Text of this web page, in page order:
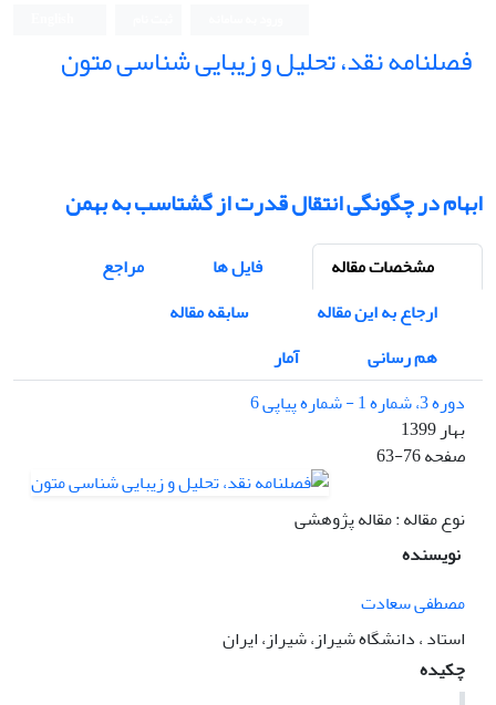
فصلنامه نقد، تحلیل و زیبایی شناسی متون
ابهام در چگونگی انتقال قدرت از گشتاسب به بهمن
مشخصات مقاله فایل ها
مراجع
ارجاع به این مقاله
سابقه مقاله
هم رسانی
آمار
دوره 3، شماره 1 - شماره پیاپی 6
بهار 1399
صفحه63-76
نوع مقاله : مقاله پژوهشی
نویسنده
مصطفی سعادت
استاد ، دانشگاه شیراز، شیراز، ایران
چکیده